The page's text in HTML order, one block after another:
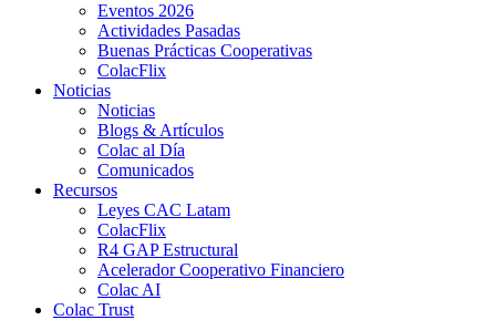
Eventos 2026
Actividades Pasadas
Buenas Prácticas Cooperativas
ColacFlix
Noticias
Noticias
Blogs & Artículos
Colac al Día
Comunicados
Recursos
Leyes CAC Latam
ColacFlix
R4 GAP Estructural
Acelerador Cooperativo Financiero
Colac AI
Colac Trust